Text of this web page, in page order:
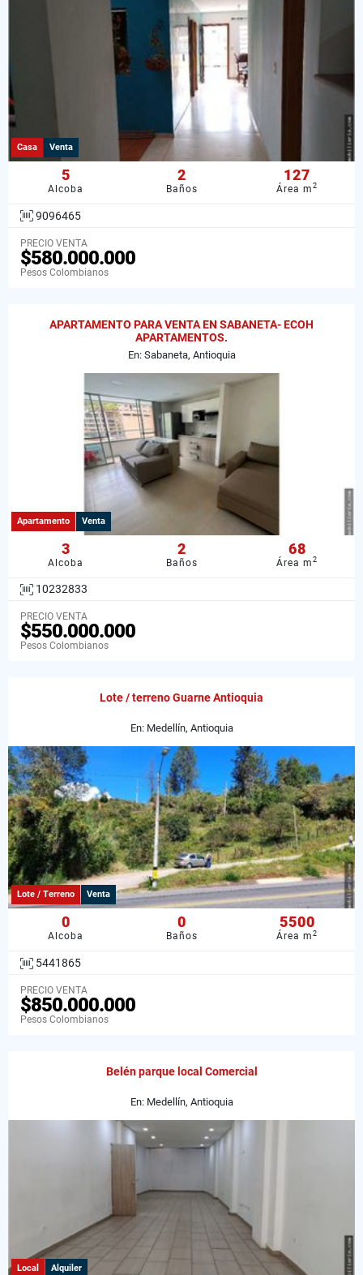
Casa Venta
5
Alcoba
2
Baños
127
Área m2
9096465
PRECIO VENTA
$580.000.000
Pesos Colombianos
APARTAMENTO PARA VENTA EN SABANETA- ECOH
APARTAMENTOS.
En: Sabaneta, Antioquia
Apartamento Venta
3
Alcoba
2
Baños
68
Área m2
10232833
PRECIO VENTA
$550.000.000
Pesos Colombianos
Lote / terreno Guarne Antioquia
En: Medellín, Antioquia
Lote / Terreno Venta
0
Alcoba
0
Baños
5500
Área m2
5441865
PRECIO VENTA
$850.000.000
Pesos Colombianos
Belén parque local Comercial
En: Medellín, Antioquia
Local Alquiler